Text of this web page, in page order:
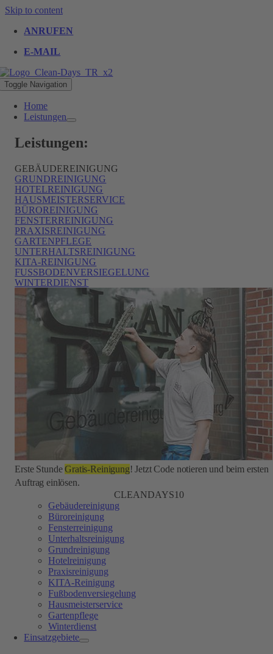
Skip to content
ANRUFEN
E-MAIL
Toggle Navigation
Home
Leistungen
Leistungen:
GEBÄUDEREINIGUNG
GRUNDREINIGUNG
HOTELREINIGUNG
HAUSMEISTERSERVICE
BÜROREINIGUNG
FENSTERREINIGUNG
PRAXISREINIGUNG
GARTENPFLEGE
UNTERHALTSREINIGUNG
KITA-REINIGUNG
FUSSBODENVERSIEGELUNG
WINTERDIENST
Erste StundeGratis-Reinigung! Jetzt Code notieren und beim ersten
Auftrag einlösen.
CLEANDAYS10
Gebäudereinigung
Büroreinigung
Fensterreinigung
Unterhaltsreinigung
Grundreinigung
Hotelreinigung
Praxisreinigung
KITA-Reinigung
Fußbodenversiegelung
Hausmeisterservice
Gartenpflege
Winterdienst
Einsatzgebiete